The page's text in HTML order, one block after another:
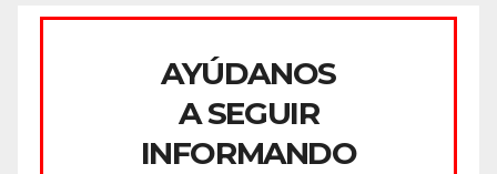
AYÚDANOS
A SEGUIR
INFORMANDO